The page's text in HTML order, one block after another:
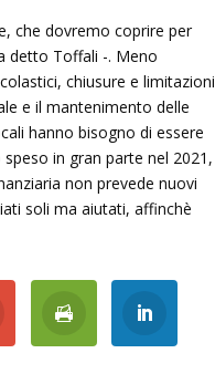
che dovremo coprire per
detto Toffali -. Meno
chiusure e limitazioni
e il mantenimento delle
hanno bisogno di essere
in gran parte nel 2021,
non prevede nuovi
soli ma aiutati, affinchè